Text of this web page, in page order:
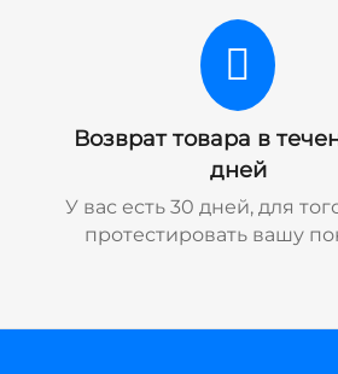
Возврат товара в
дней
У вас есть 30 дней, для
протестировать вашу